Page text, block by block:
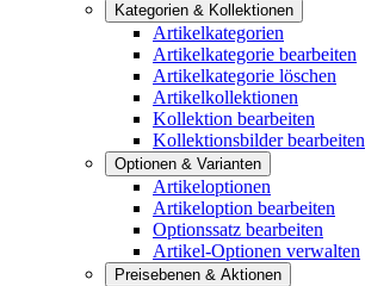
Kategorien & Kollektionen
Artikelkategorien
Artikelkategorie bearbeiten
Artikelkategorie löschen
Artikelkollektionen
Kollektion bearbeiten
Kollektionsbilder bearbeiten
Optionen & Varianten
Artikeloptionen
Artikeloption bearbeiten
Optionssatz bearbeiten
Artikel-Optionen verwalten
Preisebenen & Aktionen